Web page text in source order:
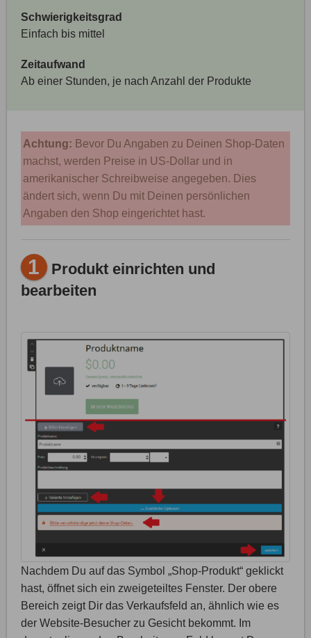
Schwierigkeitsgrad
Einfach bis mittel
Zeitaufwand
Ab einer Stunden, je nach Anzahl der Produkte
Achtung: Bevor Du Angaben zu Deinen Shop-Daten
machst, werden Preise in US-Dollar und in
amerikanischer Schreibweise angegeben. Dies
ändert sich, wenn Du mit Deinen persönlichen
Angaben den Shop eingerichtet hast.
1 Produkt einrichten und
bearbeiten
Nachdem Du auf das Symbol „Shop-Produkt“ geklickt
hast, öffnet sich ein zweigeteiltes Fenster. Der obere
Bereich zeigt Dir das Verkaufsfeld an, ähnlich wie es
der Website-Besucher zu Gesicht bekommt. Im